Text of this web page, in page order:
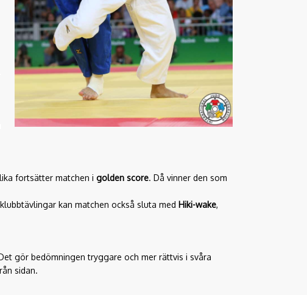
fortsätter matchen i golden score. Då vinner den som
kan matchen också sluta med Hiki-wake,
gör bedömningen tryggare och mer rättvis i svåra
sidan.